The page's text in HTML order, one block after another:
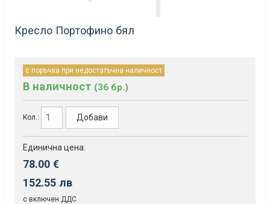
Кресло Портофино бял
с поръчка при недостатъчна наличност
В наличност (36 бр.)
Кол.: Добави
Единична цена:
78.00 €
152.55 лв
с включен ДДС